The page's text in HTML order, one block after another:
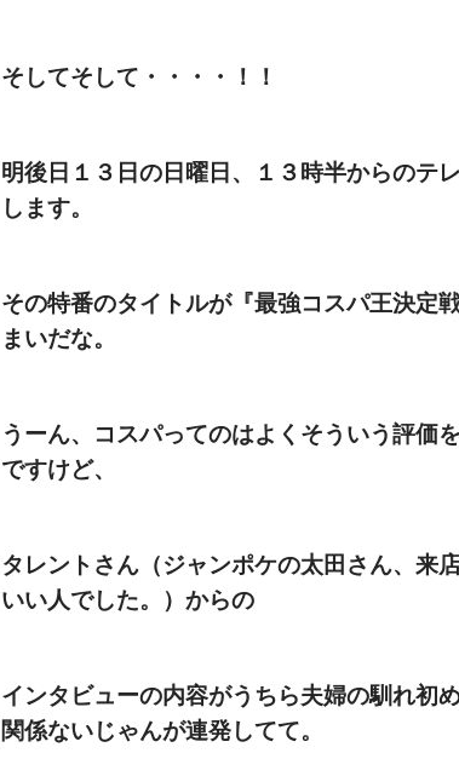
そしてそして・・・・！！
明後日１３日の日曜日、１３時半からのテ
します。
その特番のタイトルが『最強コスパ王決定
まいだな。
うーん、コスパってのはよくそういう評価
ですけど、
タレントさん（ジャンポケの太田さん、来
いい人でした。）からの
インタビューの内容がうちら夫婦の馴れ初
関係ないじゃんが連発してて。